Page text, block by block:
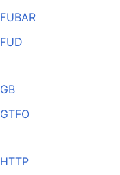
FUBAR
FUD
GB
GTFO
HTTP